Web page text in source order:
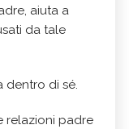
aiuta a
da tale
dentro di sé.
relazioni padre